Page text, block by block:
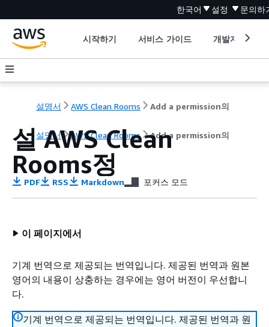
한국어 설정 문의하
시작하기 서비스 가이드 개발자 도구
설명서 AWS Clean Rooms Add a permission의
설명서 AWS Clean Rooms Add a permission의
설 AWS Clean
Rooms정
PDF RSS Markdown 포커스 모드
이 페이지에서
기계 번역으로 제공되는 번역입니다. 제공된 번역과 원본
영어의 내용이 상충하는 경우에는 영어 버전이 우선합니
다.
기계 번역으로 제공되는 번역입니다. 제공된 번역과 원